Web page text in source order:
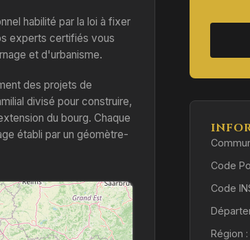
habilité par la loi à fixer
experts certifiés vous
et d'urbanisme.
des projets de
divisé pour construire,
du bourg. Chaque
établi par un géomètre-
Code
Code
Région :